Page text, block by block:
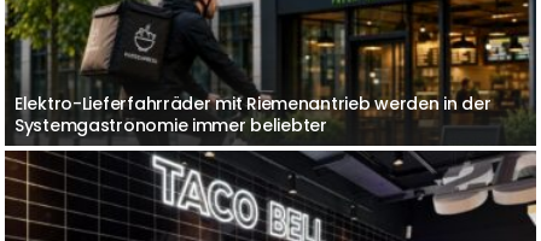
Elektro-Lieferfahrräder mit Riemenantrieb werden in der
Systemgastronomie immer beliebter
Erfolgreiche Übergabe einer Wachstumsstory: Gründer und
CONCEPT FAMILY veräußern Burgerheart an Ruff’s Burger
Wie KI-Roboter die Zukunft der Systemgastronomie-Küche
revolutionieren